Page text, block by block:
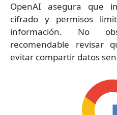
OpenAI asegura que
cifrado y permisos
información. No
recomendable revisar
evitar compartir datos